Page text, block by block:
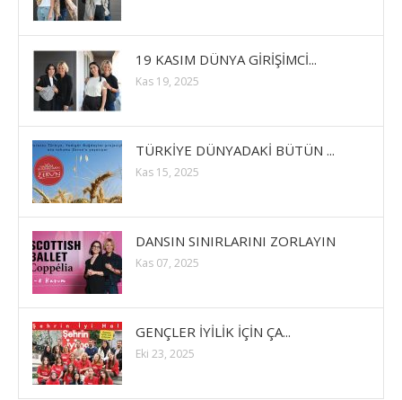
19 KASIM DÜNYA GİRİŞİMCİ...
Kas 19, 2025
TÜRKİYE DÜNYADAKİ BÜTÜN ...
Kas 15, 2025
DANSIN SINIRLARINI ZORLAYIN
Kas 07, 2025
GENÇLER İYİLİK İÇİN ÇA...
Eki 23, 2025